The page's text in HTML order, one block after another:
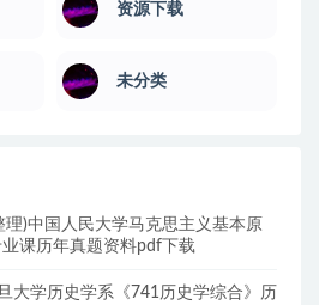
资源下载
未分类
)中国人民大学马克思主义基本原
课历年真题资料pdf下载
大学历史学系《741历史学综合》历